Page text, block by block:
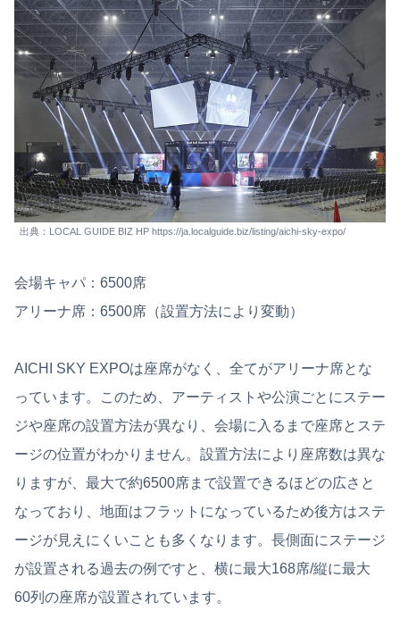
出典：LOCAL GUIDE BIZ HP https://ja.localguide.biz/listing/aichi-sky-expo/
会場キャパ：6500席
アリーナ席：6500席（設置方法により変動）
AICHI SKY EXPOは座席がなく、全てがアリーナ席とな
っています。このため、アーティストや公演ごとにステー
ジや座席の設置方法が異なり、会場に入るまで座席とステ
ージの位置がわかりません。設置方法により座席数は異な
りますが、最大で約6500席まで設置できるほどの広さと
なっており、地面はフラットになっているため後方はステ
ージが見えにくいことも多くなります。長側面にステージ
が設置される過去の例ですと、横に最大168席/縦に最大
60列の座席が設置されています。